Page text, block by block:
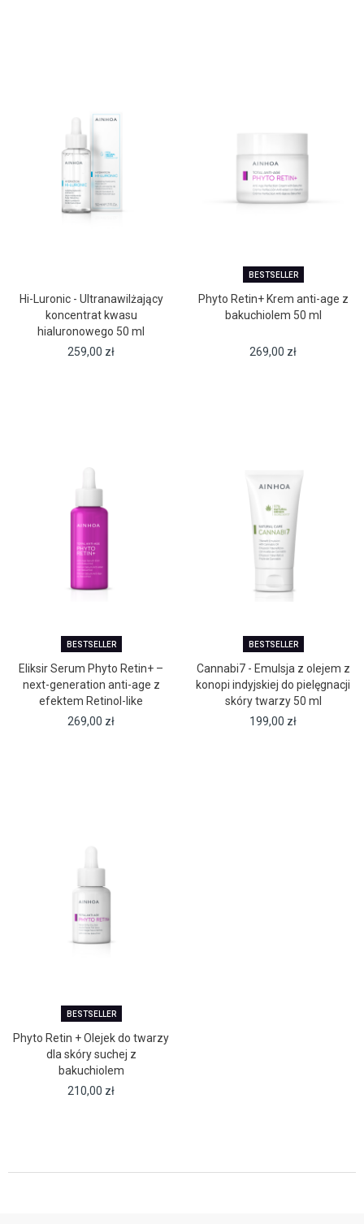
Hi-Luronic - Ultranawilżający
koncentrat kwasu
hialuronowego 50 ml
259,00 zł
BESTSELLER
Phyto Retin+ Krem anti-age z
bakuchiolem 50 ml
269,00 zł
BESTSELLER
Eliksir Serum Phyto Retin+ –
next-generation anti-age z
efektem Retinol-like
269,00 zł
BESTSELLER
Cannabi7 - Emulsja z olejem z
konopi indyjskiej do pielęgnacji
skóry twarzy 50 ml
199,00 zł
BESTSELLER
Phyto Retin + Olejek do twarzy
dla skóry suchej z
bakuchiolem
210,00 zł